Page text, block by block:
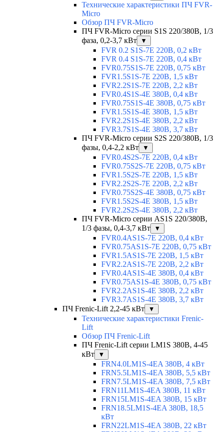
Технические характеристики ПЧ FVR-
Micro
Обзор ПЧ FVR-Micro
ПЧ FVR-Micro серии S1S 220/380В, 1/3
фаза, 0,2-3,7 кВт
▼
FVR 0.2 S1S-7E 220В, 0,2 кВт
FVR 0.4 S1S-7E 220В, 0,4 кВт
FVR0.75S1S-7E 220В, 0,75 кВт
FVR1.5S1S-7E 220В, 1,5 кВт
FVR2.2S1S-7E 220В, 2,2 кВт
FVR0.4S1S-4E 380В, 0,4 кВт
FVR0.75S1S-4E 380В, 0,75 кВт
FVR1.5S1S-4E 380В, 1,5 кВт
FVR2.2S1S-4E 380В, 2,2 кВт
FVR3.7S1S-4E 380В, 3,7 кВт
ПЧ FVR-Micro серии S2S 220/380В, 1/3
фазы, 0,4-2,2 кВт
▼
FVR0.4S2S-7E 220В, 0,4 кВт
FVR0.75S2S-7E 220В, 0,75 кВт
FVR1.5S2S-7E 220В, 1,5 кВт
FVR2.2S2S-7E 220В, 2,2 кВт
FVR0.75S2S-4E 380В, 0,75 кВт
FVR1.5S2S-4E 380В, 1,5 кВт
FVR2.2S2S-4E 380В, 2,2 кВт
ПЧ FVR-Micro серии AS1S 220/380В,
1/3 фазы, 0,4-3,7 кВт
▼
FVR0.4AS1S-7E 220В, 0,4 кВт
FVR0.75AS1S-7E 220В, 0,75 кВт
FVR1.5AS1S-7E 220В, 1,5 кВт
FVR2.2AS1S-7E 220В, 2,2 кВт
FVR0.4AS1S-4E 380В, 0,4 кВт
FVR0.75AS1S-4E 380В, 0,75 кВт
FVR2.2AS1S-4E 380В, 2,2 кВт
FVR3.7AS1S-4E 380В, 3,7 кВт
ПЧ Frenic-Lift 2,2-45 кВт
▼
Технические характеристики Frenic-
Lift
Обзор ПЧ Frenic-Lift
ПЧ Frenic-Lift серии LM1S 380В, 4-45
кВт
▼
FRN4.0LM1S-4EA 380В, 4 кВт
FRN5.5LM1S-4EA 380В, 5,5 кВт
FRN7.5LM1S-4EA 380В, 7,5 кВт
FRN11LM1S-4EA 380В, 11 кВт
FRN15LM1S-4EA 380В, 15 кВт
FRN18.5LM1S-4EA 380В, 18,5
кВт
FRN22LM1S-4EA 380В, 22 кВт